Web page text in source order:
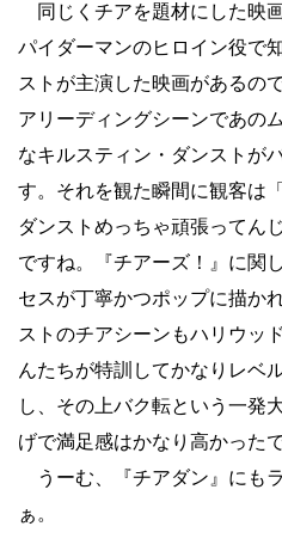
同じくチアを題材にした映
パイダーマンのヒロイン役で
ストが主演した映画があるの
アリーディングシーンであの
なキルスティン・ダンストが
す。それを観た瞬間に観客は
ダンストめっちゃ頑張ってん
ですね。『チアーズ！』に関
セスが丁寧かつポップに描か
ストのチアシーンもハリウッ
んたちが特訓してかなりレベ
し、その上バク転という一発
げで満足感はかなり高かったで
うーむ、『チアダン』にも
ぁ。